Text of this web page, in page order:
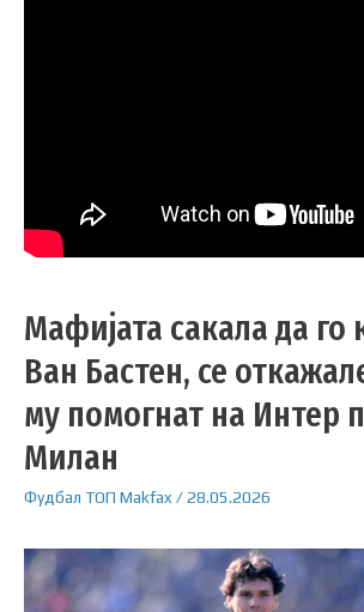
Мафијата сакала да го
Ван Бастен, се
му помогнат на Интер
Милан
Фудбал ТОП Makfax/28.05.2026